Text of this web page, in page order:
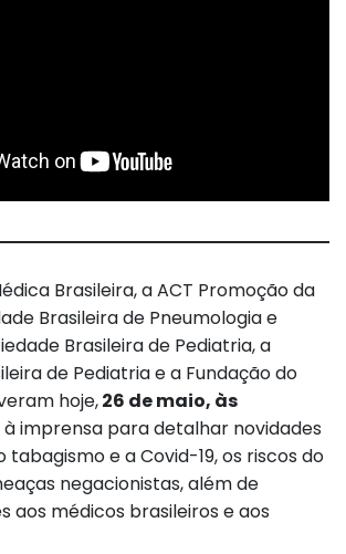
Brasileira, a ACT Promoção da
Brasileira de Pneumologia e
Brasileira de Pediatria, a
de Pediatria e a Fundação do
hoje,26 de maio, às
imprensa para detalhar novidades
tabagismo e a Covid-19, os riscos do
negacionistas, além de
aos médicos brasileiros e aos